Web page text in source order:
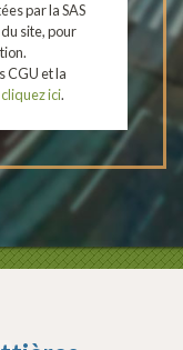
par la SAS
site, pour
CGU et la
cliquez ici.